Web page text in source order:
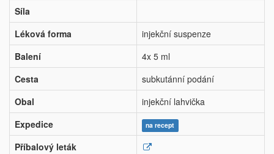
Síla
Léková forma
injekční suspenze
Balení
4x 5 ml
Cesta
subkutánní podání
Obal
injekční lahvička
Expedice
na recept
Příbalový leták